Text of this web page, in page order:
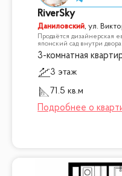
RiverSky
Даниловский,ул.
Продаётся дизайнерская
японский сад внутри
3-комнатная
3 этаж
71.5 кв.м